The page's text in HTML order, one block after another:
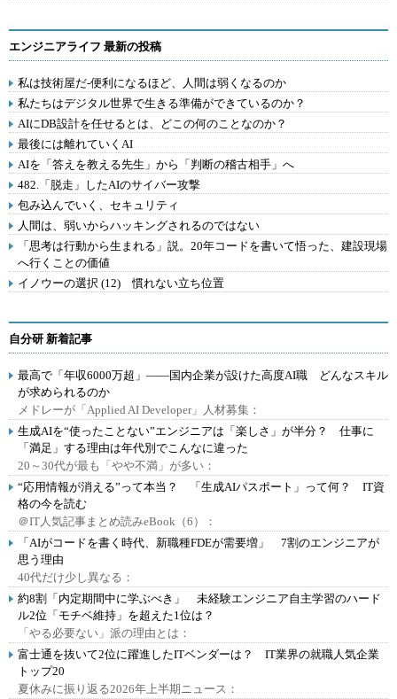
エンジニアライフ 最新の投稿
私は技術屋だ-便利になるほど、人間は弱くなるのか
私たちはデジタル世界で生きる準備ができているのか？
AIにDB設計を任せるとは、どこの何のことなのか？
最後には離れていくAI
AIを「答えを教える先生」から「判断の稽古相手」へ
482.「脱走」したAIのサイバー攻撃
包み込んでいく、セキュリティ
人間は、弱いからハッキングされるのではない
「思考は行動から生まれる」説。20年コードを書いて悟った、建設現場
へ行くことの価値
イノウーの選択 (12) 慣れない立ち位置
自分研 新着記事
最高で「年収6000万超」――国内企業が設けた高度AI職 どんなスキル
が求められるのか
メドレーが「Applied AI Developer」人材募集：
生成AIを“使ったことない”エンジニアは「楽しさ」が半分？ 仕事に
「満足」する理由は年代別でこんなに違った
20～30代が最も「やや不満」が多い：
“応用情報が消える”って本当？ 「生成AIパスポート」って何？ IT資
格の今を読む
＠IT人気記事まとめ読みeBook（6）：
「AIがコードを書く時代、新職種FDEが需要増」 7割のエンジニアが
思う理由
40代だけ少し異なる：
約8割「内定期間中に学ぶべき」 未経験エンジニア自主学習のハード
ル2位「モチベ維持」を超えた1位は？
「やる必要ない」派の理由とは：
富士通を抜いて2位に躍進したITベンダーは？ IT業界の就職人気企業
トップ20
夏休みに振り返る2026年上半期ニュース：